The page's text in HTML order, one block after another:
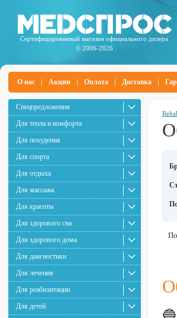
Сертифицированный магазин официального дилера
© 2006-2026
О нас Акции Оплата Доставка
Спецпредложения
Для тепла и комфорта
Для похудения
Для спорта
Для отдыха
Для массажа
Для красоты
Для здорового сна
Для здорового дома
Для диагностики
Для лечения
Для реабилитации
Для детей